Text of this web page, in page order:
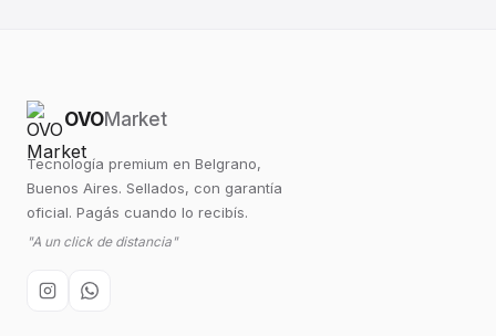
OVOMarket
Tecnología premium en Belgrano,
Buenos Aires. Sellados, con garantía
oficial. Pagás cuando lo recibís.
"A un click de distancia"